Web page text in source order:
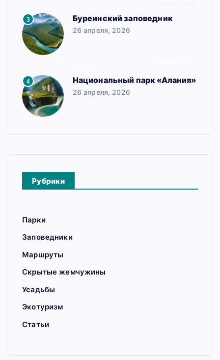
3 Буреинский заповедник
26 апреля, 2026
4 Национальный парк «Алания»
26 апреля, 2026
Рубрики
Парки
Заповедники
Маршруты
Скрытые жемчужины
Усадьбы
Экотуризм
Статьи